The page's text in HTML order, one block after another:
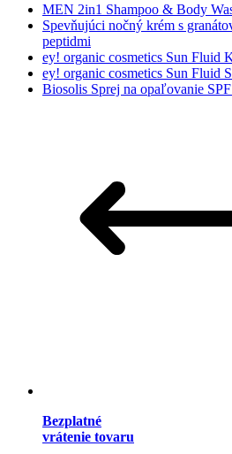
MEN 2in1 Shampoo & Body
Spevňujúci nočný krém s
peptidmi
ey! organic cosmetics Sun Fluid
ey! organic cosmetics Sun Fluid
Biosolis Sprej na opaľovanie
Bezplatné
vrátenie tovaru